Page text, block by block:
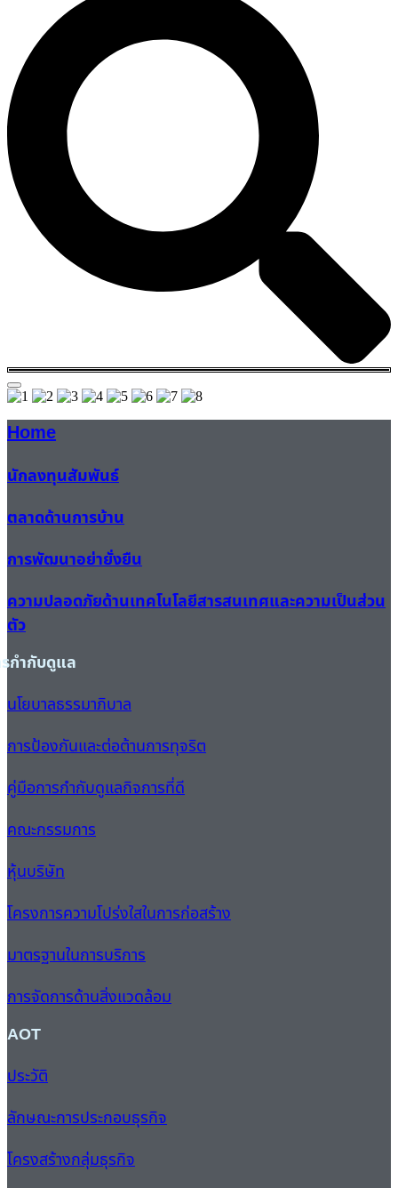
Home
นักลงทุนสัมพันธ์
ตลาดด้านการบ้าน
การพัฒนาอย่ายั่งยืน
ความปลอดภัยด้านเทคโนโลยีสารสนเทศและความเป็นส่วน
ตัว
กำกับดูแล
นโยบาลธรรมาภิบาล
การป้องกันและต่อต้านการทุจริต
คู่มือการกำกับดูแลกิจการที่ดี
คณะกรรมการ
หุ้นบริษัท
โครงการความโปร่งใสในการก่อสร้าง
มาตรฐานในการบริการ
การจัดการด้านสิ่งแวดล้อม
AOT
ประวัติ
ลักษณะการประกอบธุรกิจ
โครงสร้างกลุ่มธุรกิจ